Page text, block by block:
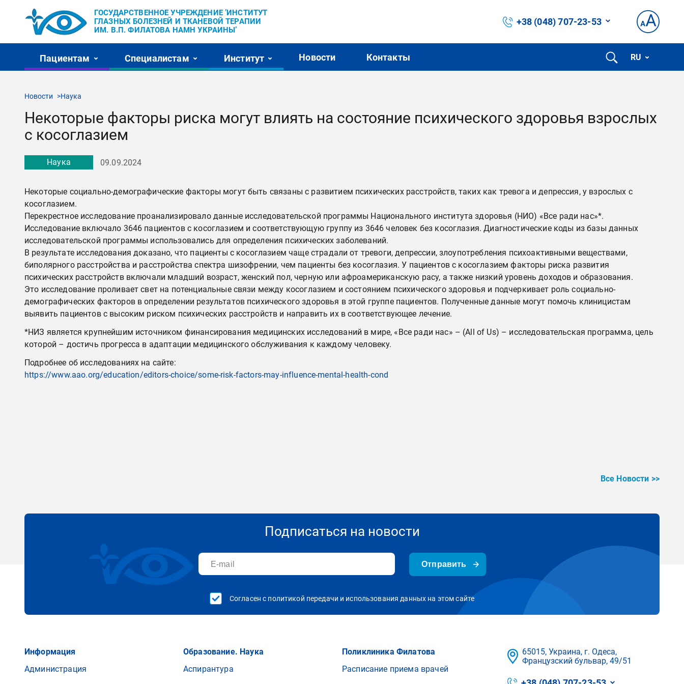
ГОСУДАРСТВЕННОЕ УЧРЕЖДЕНИЕ ’ИНСТИТУТ
ГЛАЗНЫХ БОЛЕЗНЕЙ И ТКАНЕВОЙ ТЕРАПИИ
ИМ. В.П. ФИЛАТОВА НАМН УКРАИНЫ’
+38 (048) 707-23-53
Пациентам Специалистам Институт Новости Контакты RU
Новости Наука
Некоторые факторы риска могут влиять на состояние психического здоровья взрослых
с косоглазием
Наука 09.09.2024
Некоторые социально-демографические факторы могут быть связаны с развитием психических расстройств, таких как тревога и депрессия, у взрослых с
косоглазием.
Перекрестное исследование проанализировало данные исследовательской программы Национального института здоровья (НИО) «Все ради нас»*.
Исследование включало 3646 пациентов с косоглазием и соответствующую группу из 3646 человек без косоглазия. Диагностические коды из базы данных
исследовательской программы использовались для определения психических заболеваний.
В результате исследования доказано, что пациенты с косоглазием чаще страдали от тревоги, депрессии, злоупотребления психоактивными веществами,
биполярного расстройства и расстройства спектра шизофрении, чем пациенты без косоглазия. У пациентов с косоглазием факторы риска развития
психических расстройств включали младший возраст, женский пол, черную или афроамериканскую расу, а также низкий уровень доходов и образования.
Это исследование проливает свет на потенциальные связи между косоглазием и состоянием психического здоровья и подчеркивает роль социально-
демографических факторов в определении результатов психического здоровья в этой группе пациентов. Полученные данные могут помочь клиницистам
выявить пациентов с высоким риском психических расстройств и направить их в соответствующее лечение.
*НИЗ является крупнейшим источником финансирования медицинских исследований в мире, «Все ради нас» – (All of Us) – исследовательская программа, цель
которой – достичь прогресса в адаптации медицинского обслуживания к каждому человеку.
Подробнее об исследованиях на сайте:
https://www.aao.org/education/editors-choice/some-risk-factors-may-influence-mental-health-cond
Все Новости >>
Подписаться на новости
Отправить
Согласен с политикой передачи и использования данных на этом сайте
Информация
Администрация
Образование. Наука
Аспирантура
Поликлиника Филатова
Расписание приема врачей
65015, Украина, г. Одеса,
Французский бульвар, 49/51